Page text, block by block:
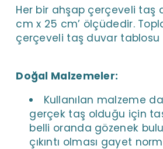
Her bir ahşap çerçeveli taş
cm x 25 cm’ ölçüdedir.
çerçeveli taş duvar tablosu
Doğal Malzemeler:
Kullanılan malzeme
gerçek taş olduğu için
belli oranda gözenek
çıkıntı olması gayet